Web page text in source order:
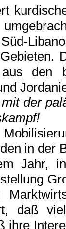
den
der
in der
Jahr,
daß
ihre